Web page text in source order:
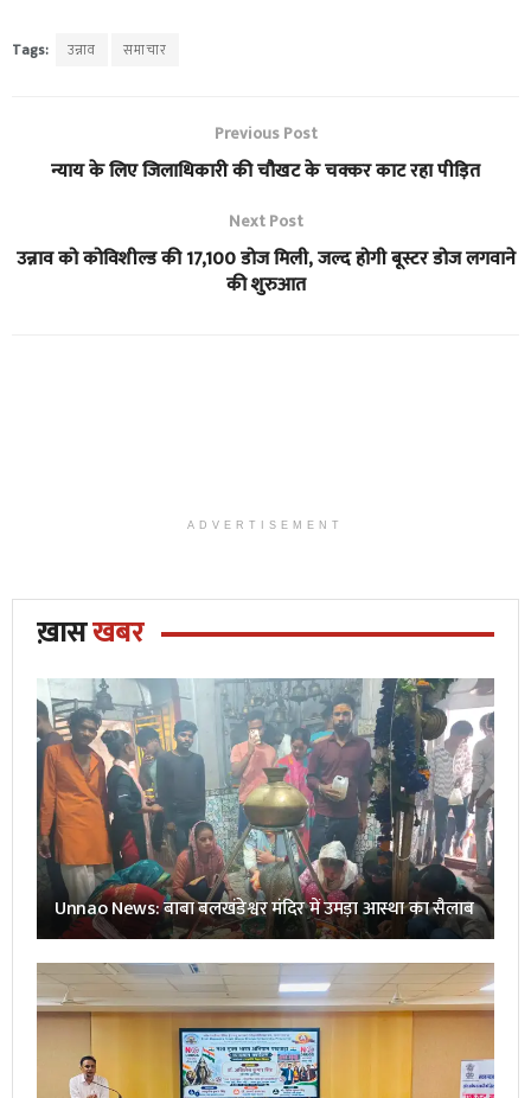
Tags: उन्नाव समाचार
Previous Post
न्याय के लिए जिलाधिकारी की चौखट के चक्कर काट रहा पीड़ित
Next Post
उन्नाव को कोविशील्ड की 17,100 डोज मिली, जल्द होगी बूस्टर डोज लगवाने
की शुरुआत
ADVERTISEMENT
ख़ासखबर
Unnao News: बाबा बलखंडेश्वर मंदिर में उमड़ा आस्था का सैलाब